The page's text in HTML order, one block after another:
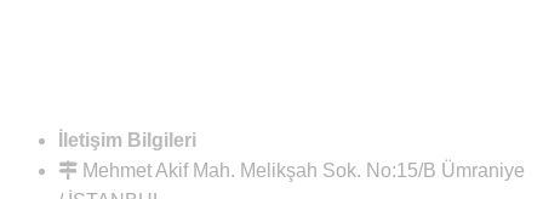
İletişim Bilgileri
Mehmet Akif Mah. Melikşah Sok. No:15/B Ümraniye